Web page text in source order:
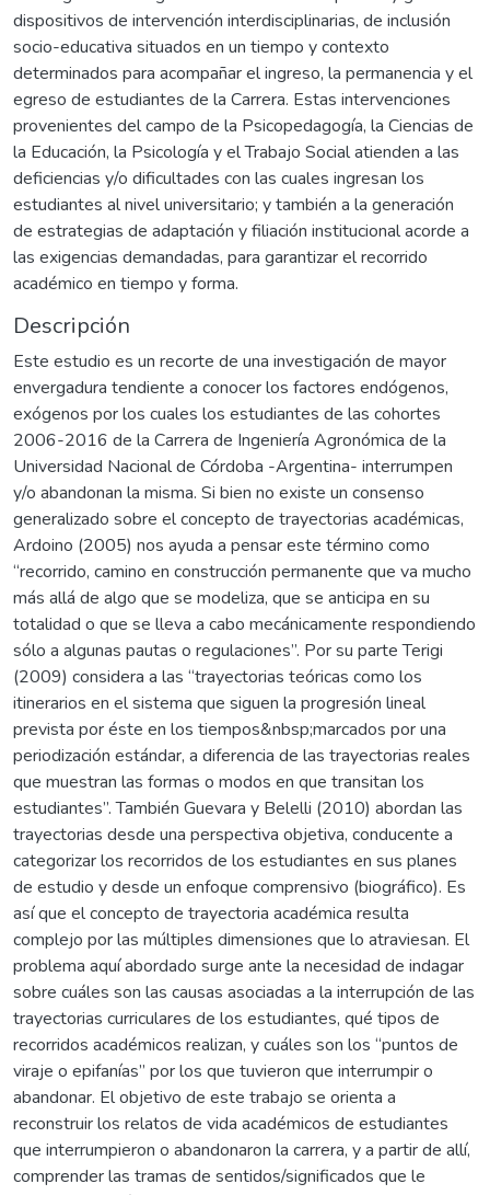
dispositivos de intervención interdisciplinarias, de inclusión
socio-educativa situados en un tiempo y contexto
determinados para acompañar el ingreso, la permanencia y el
egreso de estudiantes de la Carrera. Estas intervenciones
provenientes del campo de la Psicopedagogía, la Ciencias de
la Educación, la Psicología y el Trabajo Social atienden a las
deficiencias y/o dificultades con las cuales ingresan los
estudiantes al nivel universitario; y también a la generación
de estrategias de adaptación y filiación institucional acorde a
las exigencias demandadas, para garantizar el recorrido
académico en tiempo y forma.
Descripción
Este estudio es un recorte de una investigación de mayor
envergadura tendiente a conocer los factores endógenos,
exógenos por los cuales los estudiantes de las cohortes
2006-2016 de la Carrera de Ingeniería Agronómica de la
Universidad Nacional de Córdoba -Argentina- interrumpen
y/o abandonan la misma. Si bien no existe un consenso
generalizado sobre el concepto de trayectorias académicas,
Ardoino (2005) nos ayuda a pensar este término como
“recorrido, camino en construcción permanente que va mucho
más allá de algo que se modeliza, que se anticipa en su
totalidad o que se lleva a cabo mecánicamente respondiendo
sólo a algunas pautas o regulaciones”. Por su parte Terigi
(2009) considera a las “trayectorias teóricas como los
itinerarios en el sistema que siguen la progresión lineal
prevista por éste en los tiempos&nbsp;marcados por una
periodización estándar, a diferencia de las trayectorias reales
que muestran las formas o modos en que transitan los
estudiantes”. También Guevara y Belelli (2010) abordan las
trayectorias desde una perspectiva objetiva, conducente a
categorizar los recorridos de los estudiantes en sus planes
de estudio y desde un enfoque comprensivo (biográfico). Es
así que el concepto de trayectoria académica resulta
complejo por las múltiples dimensiones que lo atraviesan. El
problema aquí abordado surge ante la necesidad de indagar
sobre cuáles son las causas asociadas a la interrupción de las
trayectorias curriculares de los estudiantes, qué tipos de
recorridos académicos realizan, y cuáles son los “puntos de
viraje o epifanías” por los que tuvieron que interrumpir o
abandonar. El objetivo de este trabajo se orienta a
reconstruir los relatos de vida académicos de estudiantes
que interrumpieron o abandonaron la carrera, y a partir de allí,
comprender las tramas de sentidos/significados que le